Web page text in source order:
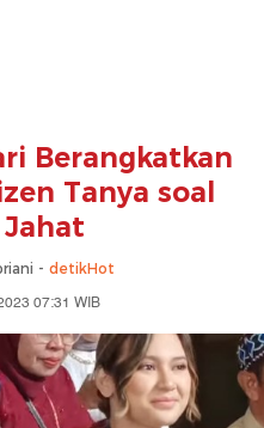
Berangkatkan
Tanya soal
- detikHot
07:31 WIB